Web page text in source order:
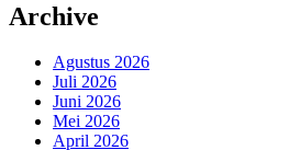
Archive
Agustus 2026
Juli 2026
Juni 2026
Mei 2026
April 2026